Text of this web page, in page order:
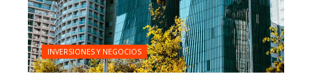
INVERSIONES Y NEGOCIOS